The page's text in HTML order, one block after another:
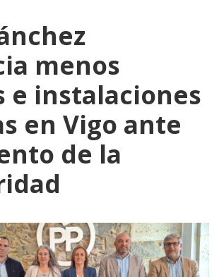
menos
e instalaciones
en Vigo ante
de la